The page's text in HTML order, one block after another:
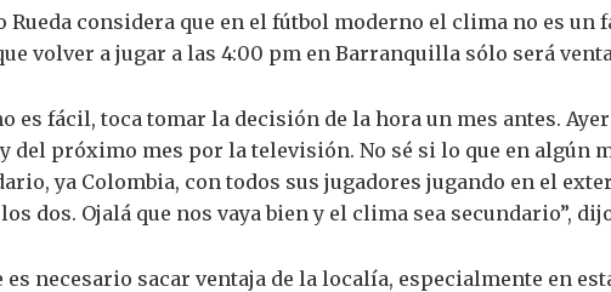
Rueda considera que en el fútbol moderno el clima no es
volver a jugar a las 4:00 pm en Barranquilla sólo será
es fácil, toca tomar la decisión de la hora un mes antes.
del próximo mes por la televisión. No sé si lo que en algún
ya Colombia, con todos sus jugadores jugando en el
dos. Ojalá que nos vaya bien y el clima sea secundario”,
es necesario sacar ventaja de la localía, especialmente en